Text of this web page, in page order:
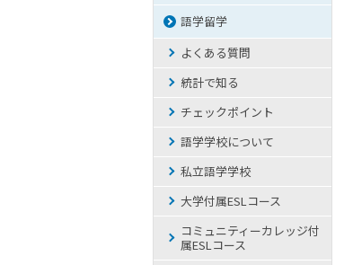
語学留学
よくある質問
統計で知る
チェックポイント
語学学校について
私立語学学校
大学付属ESLコース
コミュニティーカレッジ付
属ESLコース